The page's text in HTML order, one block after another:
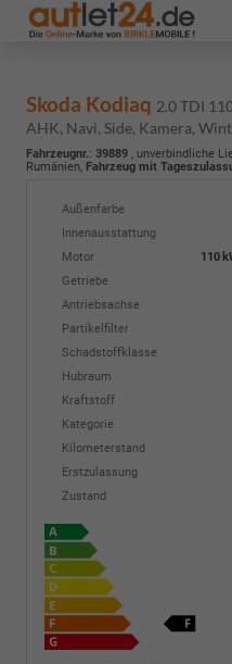
Skoda Kodiaq 2.0 TDI
AHK, Navi, Side, Kamera,
Fahrzeugnr.: 39889 , unverbindliche
Rumänien, Fahrzeug mit
Außenfarbe
Innenausstattung
Motor
110
Getriebe
Antriebsachse
Partikelfilter
Schadstoffklasse
Hubraum
Kraftstoff
Kategorie
Kilometerstand
Erstzulassung
Zustand